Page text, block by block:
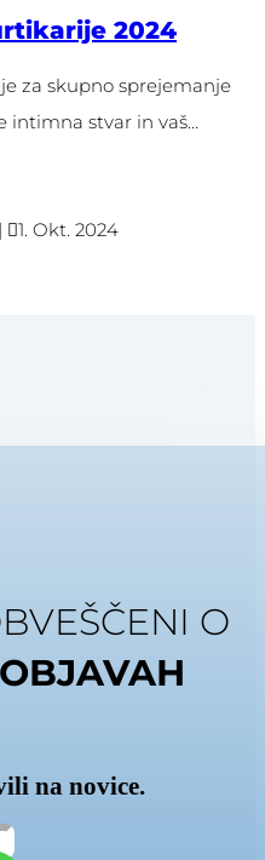
2024
za skupno sprejemanje
intimna stvar in vaš...
| 1. Okt. 2024
O
na novice.